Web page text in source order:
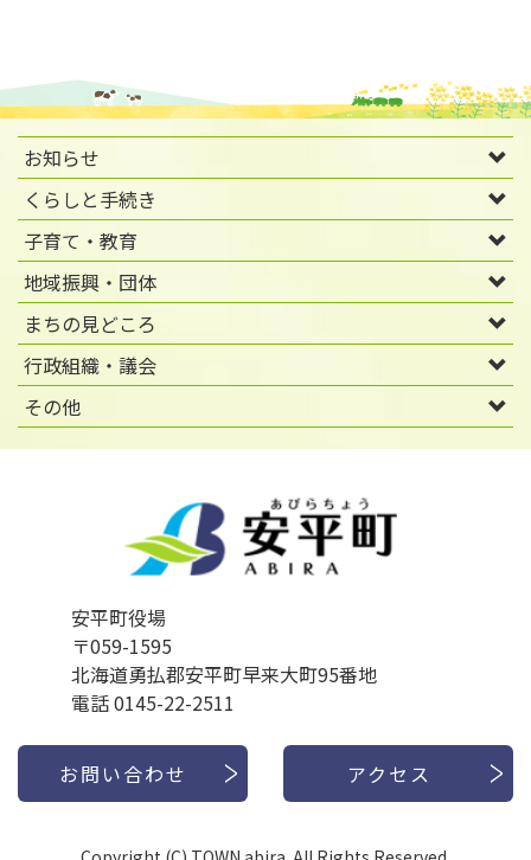
お知らせ
くらしと手続き
子育て・教育
地域振興・団体
まちの見どころ
行政組織・議会
その他
安平町役場
〒059-1595
北海道勇払郡安平町早来大町95番地
電話 0145-22-2511
お問い合わせ アクセス